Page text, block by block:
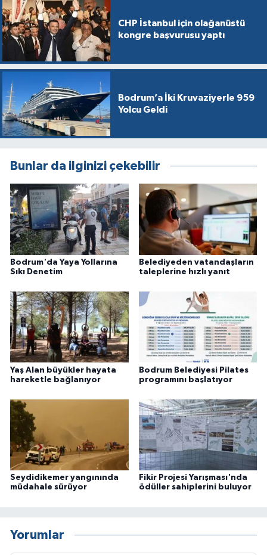
CHP İstanbul için olağanüstü
kongre başvurusu yaptı
Bodrum’a İki Kruvaziyerle 959
Yolcu Geldi
Bunlar da ilginizi çekebilir
Bodrum'da Yaya Yollarına
Sıkı Denetim
Belediyeden vatandaşların
taleplerine hızlı yanıt
Yaş Alan büyükler hayata
hareketle bağlanıyor
Bodrum Belediyesi Pilates
programını başlatıyor
Seydidikemer yangınında
müdahale sürüyor
Fikir Projesi Yarışması'nda
ödüller sahiplerini buluyor
Yorumlar